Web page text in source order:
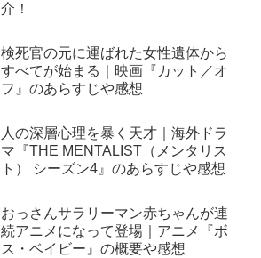
介！
検死官の元に運ばれた女性遺体から
すべてが始まる｜映画『カット／オ
フ』のあらすじや感想
人の深層心理を暴く天才｜海外ドラ
マ『THE MENTALIST（メンタリス
ト） シーズン4』のあらすじや感想
おっさんサラリーマン赤ちゃんが連
続アニメになって登場｜アニメ『ボ
ス・ベイビー』の概要や感想